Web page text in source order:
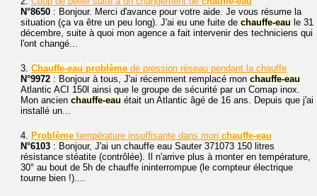
N°8650 : Bonjour. Merci d'avance pour votre aide. Je vous résume la
situation (ça va être un peu long). J'ai eu une fuite de chauffe-eau le 31
décembre, suite à quoi mon agence a fait intervenir des techniciens qui
l'ont changé...
3. Chauffe-eau problème de pression réseau pendant la chauffe
N°9972 : Bonjour à tous, J'ai récemment remplacé mon chauffe-eau
Atlantic ACI 150l ainsi que le groupe de sécurité par un Comap inox.
Mon ancien chauffe-eau était un Atlantic âgé de 16 ans. Depuis que j'ai
installé un...
4. Problème température insuffisante dans mon chauffe-eau
N°6103 : Bonjour, J'ai un chauffe eau Sauter 371073 150 litres
résistance stéatite (contrôlée). Il n'arrive plus à monter en température,
30° au bout de 5h de chauffe ininterrompue (le compteur électrique
tourne bien !)....